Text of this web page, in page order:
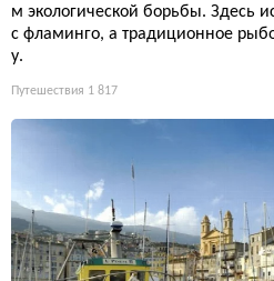
м экологической борьбы. Здесь
с фламинго, а традиционное
у.
Путешествия 1 817